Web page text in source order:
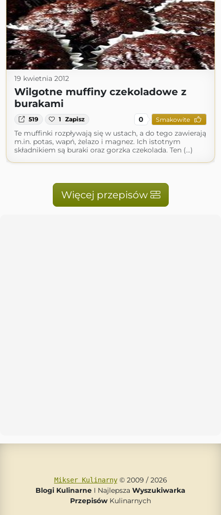
19 kwietnia 2012
Wilgotne muffiny czekoladowe z
burakami
519 1 Zapisz 0 Smakowite
Te muffinki rozpływają się w ustach, a do tego zawierają
m.in. potas, wapń, żelazo i magnez. Ich istotnym
składnikiem są buraki oraz gorzka czekolada. Ten (...)
Więcej przepisów
Mikser Kulinarny© 2009 / 2026
Blogi Kulinarne I Najlepsza Wyszukiwarka
Przepisów Kulinarnych